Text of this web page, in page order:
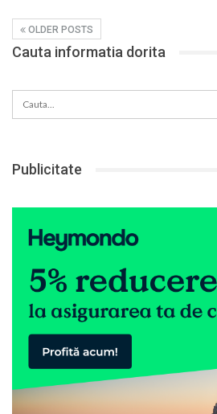
OLDER POSTS
Cauta informatia dorita
Publicitate